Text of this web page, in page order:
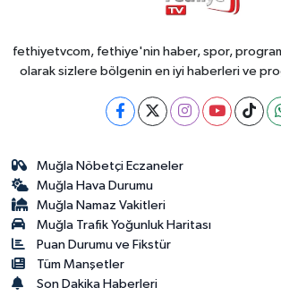
fethiyetvcom, fethiye'nin haber, spor,
olarak sizlere bölgenin en iyi haberleri ve
Muğla Nöbetçi Eczaneler
Muğla Hava Durumu
Muğla Namaz Vakitleri
Muğla Trafik Yoğunluk Haritası
Puan Durumu ve Fikstür
Tüm Manşetler
Son Dakika Haberleri